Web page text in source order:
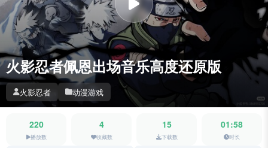
火影忍者佩恩出场音乐高度还原版
火影忍者 动漫游戏
220
播放数
4
收藏数
15
下载数
01:58
时长